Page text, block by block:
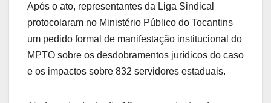
Após o ato, representantes da Liga Sindical
protocolaram no Ministério Público do Tocantins
um pedido formal de manifestação institucional do
MPTO sobre os desdobramentos jurídicos do caso
e os impactos sobre 832 servidores estaduais.